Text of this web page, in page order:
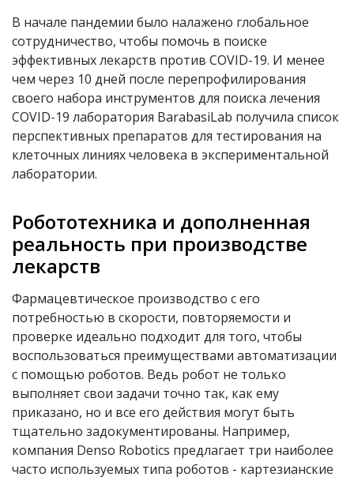
В начале пандемии было налажено глобальное
сотрудничество, чтобы помочь в поиске
эффективных лекарств против COVID-19. И менее
чем через 10 дней после перепрофилирования
своего набора инструментов для поиска лечения
COVID-19 лаборатория BarabasiLab получила список
перспективных препаратов для тестирования на
клеточных линиях человека в экспериментальной
лаборатории.
Робототехника и дополненная
реальность при производстве
лекарств
Фармацевтическое производство с его
потребностью в скорости, повторяемости и
проверке идеально подходит для того, чтобы
воспользоваться преимуществами автоматизации
с помощью роботов. Ведь робот не только
выполняет свои задачи точно так, как ему
приказано, но и все его действия могут быть
тщательно задокументированы. Например,
компания Denso Robotics предлагает три наиболее
часто используемых типа роботов - картезианские